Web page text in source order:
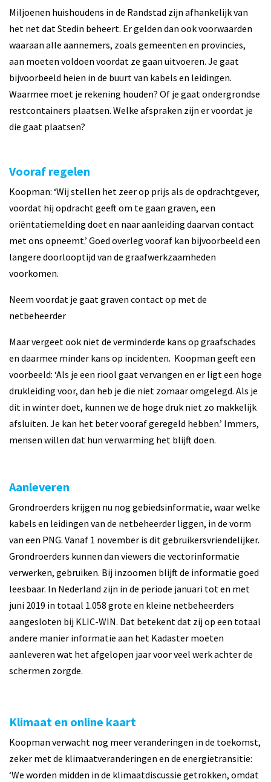
Miljoenen huishoudens in de Randstad zijn afhankelijk van
het net dat Stedin beheert. Er gelden dan ook voorwaarden
waaraan alle aannemers, zoals gemeenten en provincies,
aan moeten voldoen voordat ze gaan uitvoeren. Je gaat
bijvoorbeeld heien in de buurt van kabels en leidingen.
Waarmee moet je rekening houden? Of je gaat ondergrondse
restcontainers plaatsen. Welke afspraken zijn er voordat je
die gaat plaatsen?
Vooraf regelen
Koopman: ‘Wij stellen het zeer op prijs als de opdrachtgever,
voordat hij opdracht geeft om te gaan graven, een
oriëntatiemelding doet en naar aanleiding daarvan contact
met ons opneemt.’ Goed overleg vooraf kan bijvoorbeeld een
langere doorlooptijd van de graafwerkzaamheden
voorkomen.
Neem voordat je gaat graven contact op met de
netbeheerder
Maar vergeet ook niet de verminderde kans op graafschades
en daarmee minder kans op incidenten. Koopman geeft een
voorbeeld: ‘Als je een riool gaat vervangen en er ligt een hoge
drukleiding voor, dan heb je die niet zomaar omgelegd. Als je
dit in winter doet, kunnen we de hoge druk niet zo makkelijk
afsluiten. Je kan het beter vooraf geregeld hebben.’ Immers,
mensen willen dat hun verwarming het blijft doen.
Aanleveren
Grondroerders krijgen nu nog gebiedsinformatie, waar welke
kabels en leidingen van de netbeheerder liggen, in de vorm
van een PNG. Vanaf 1 november is dit gebruikersvriendelijker.
Grondroerders kunnen dan viewers die vectorinformatie
verwerken, gebruiken. Bij inzoomen blijft de informatie goed
leesbaar. In Nederland zijn in de periode januari tot en met
juni 2019 in totaal 1.058 grote en kleine netbeheerders
aangesloten bij KLIC-WIN. Dat betekent dat zij op een totaal
andere manier informatie aan het Kadaster moeten
aanleveren wat het afgelopen jaar voor veel werk achter de
schermen zorgde.
Klimaat en online kaart
Koopman verwacht nog meer veranderingen in de toekomst,
zeker met de klimaatveranderingen en de energietransitie:
‘We worden midden in de klimaatdiscussie getrokken, omdat